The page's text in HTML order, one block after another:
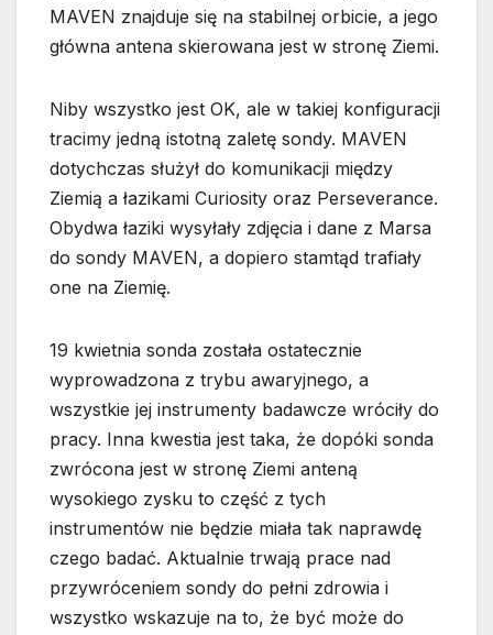
MAVEN znajduje się na stabilnej orbicie, a jego
główna antena skierowana jest w stronę Ziemi.
Niby wszystko jest OK, ale w takiej konfiguracji
tracimy jedną istotną zaletę sondy. MAVEN
dotychczas służył do komunikacji między
Ziemią a łazikami Curiosity oraz Perseverance.
Obydwa łaziki wysyłały zdjęcia i dane z Marsa
do sondy MAVEN, a dopiero stamtąd trafiały
one na Ziemię.
19 kwietnia sonda została ostatecznie
wyprowadzona z trybu awaryjnego, a
wszystkie jej instrumenty badawcze wróciły do
pracy. Inna kwestia jest taka, że dopóki sonda
zwrócona jest w stronę Ziemi anteną
wysokiego zysku to część z tych
instrumentów nie będzie miała tak naprawdę
czego badać. Aktualnie trwają prace nad
przywróceniem sondy do pełni zdrowia i
wszystko wskazuje na to, że być może do